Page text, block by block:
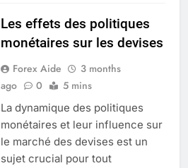
Les effets des politiques
monétaires sur les devises
Forex Aide
3 months
ago
0 5 mins
La dynamique des politiques
monétaires et leur influence sur
le marché des devises est un
sujet crucial pour tout